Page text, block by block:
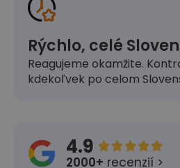
Rýchlo, celé
Reagujeme okamžite.
kdekoľvek po celom
4.9 
2000+ recenzií >